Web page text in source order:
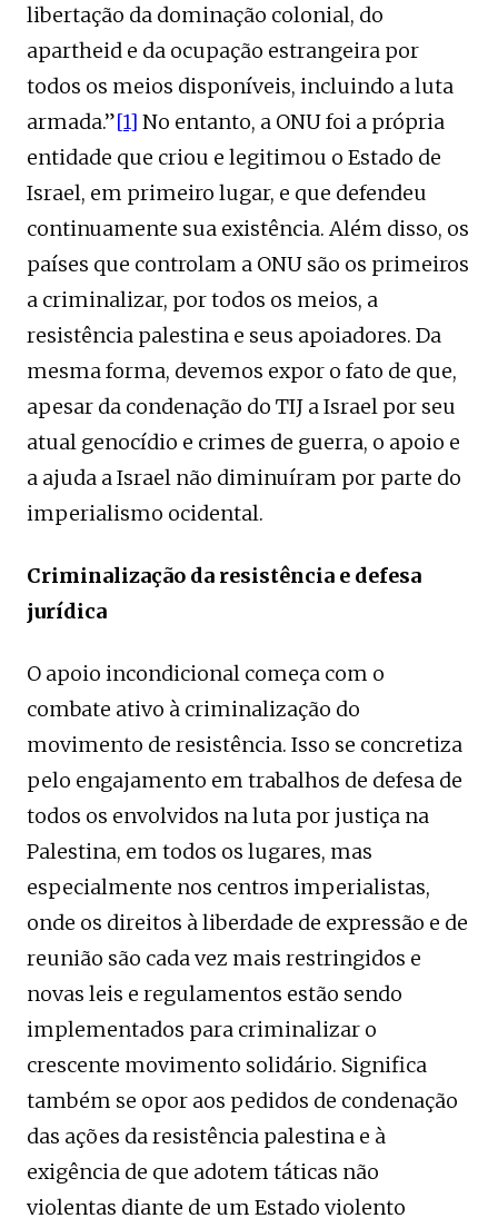
libertação da dominação colonial, do
apartheid e da ocupação estrangeira por
todos os meios disponíveis, incluindo a luta
armada.”[1] No entanto, a ONU foi a própria
entidade que criou e legitimou o Estado de
Israel, em primeiro lugar, e que defendeu
continuamente sua existência. Além disso, os
países que controlam a ONU são os primeiros
a criminalizar, por todos os meios, a
resistência palestina e seus apoiadores. Da
mesma forma, devemos expor o fato de que,
apesar da condenação do TIJ a Israel por seu
atual genocídio e crimes de guerra, o apoio e
a ajuda a Israel não diminuíram por parte do
imperialismo ocidental.
Criminalização da resistência e defesa
jurídica
O apoio incondicional começa com o
combate ativo à criminalização do
movimento de resistência. Isso se concretiza
pelo engajamento em trabalhos de defesa de
todos os envolvidos na luta por justiça na
Palestina, em todos os lugares, mas
especialmente nos centros imperialistas,
onde os direitos à liberdade de expressão e de
reunião são cada vez mais restringidos e
novas leis e regulamentos estão sendo
implementados para criminalizar o
crescente movimento solidário. Significa
também se opor aos pedidos de condenação
das ações da resistência palestina e à
exigência de que adotem táticas não
violentas diante de um Estado violento